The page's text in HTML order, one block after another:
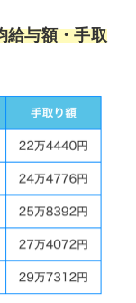
給与額・手取